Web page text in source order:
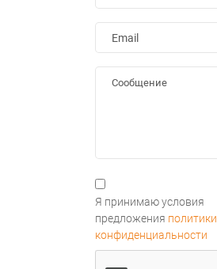
Я принимаю условия
предложения политики
конфиденциальности